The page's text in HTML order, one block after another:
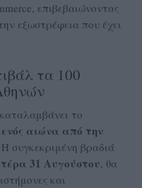
επιβεβαιώνοντας
εξωστρέφεια που έχει
τα 100
το
αιώνα από την
συγκεκριμένη βραδιά
31 Αυγούστου, θα
και